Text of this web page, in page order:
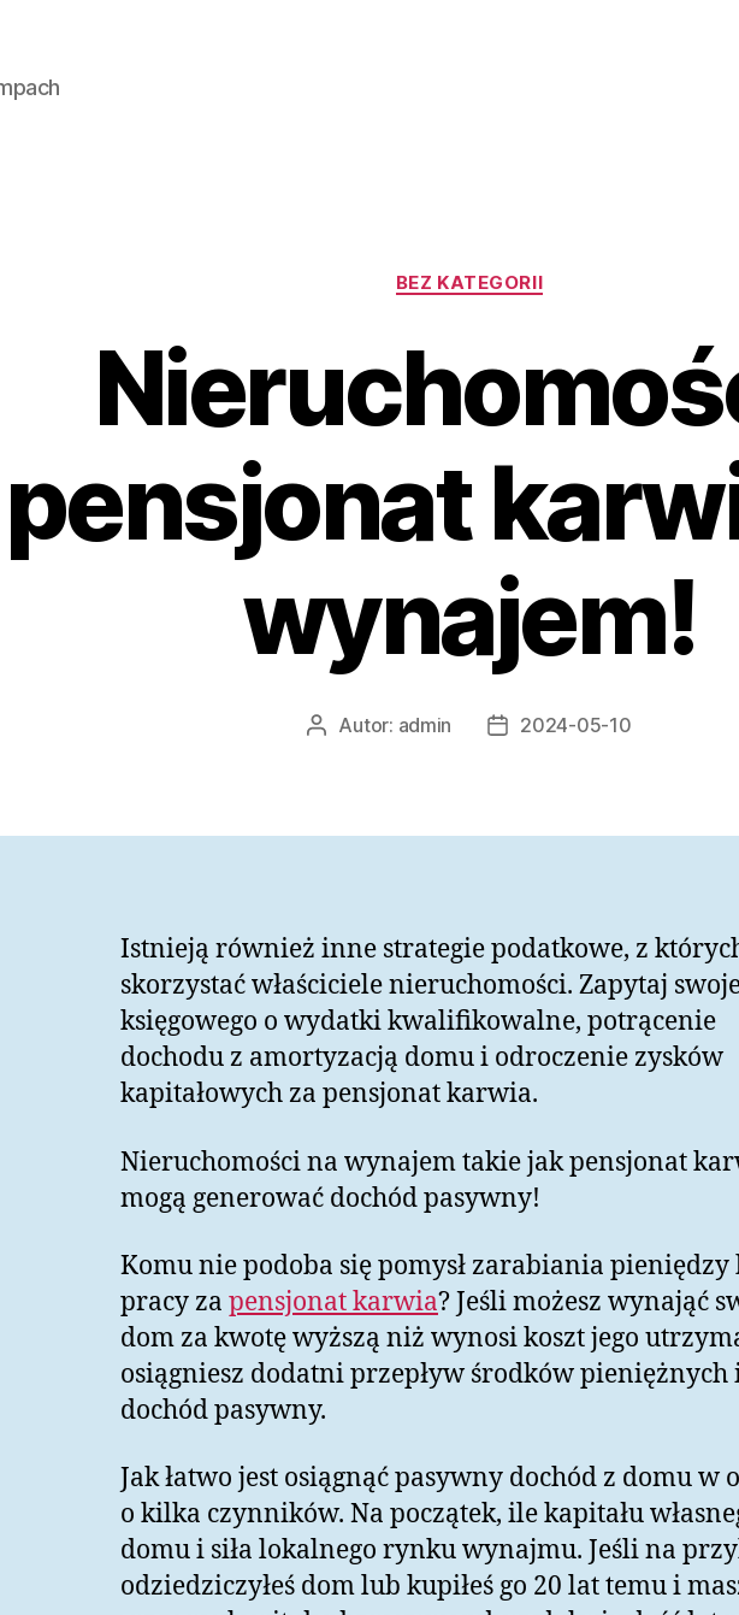
Kategorie
BEZ KATEGORII
pensjonat
wynajem!
AutorAutor: admin
Data2024-05-10
Istnieją również inne strategie podatkowe, z
skorzystać właściciele nieruchomości. Zapytaj
księgowego o wydatki kwalifikowalne, potrącenie
dochodu z amortyzacją domu i odroczenie zysków
kapitałowych za pensjonat karwia.
Nieruchomości na wynajem takie jak pensjonat
mogą generować dochód pasywny!
Komu nie podoba się pomysł zarabiania pieniędzy
pracy za pensjonat karwia? Jeśli możesz wynająć
dom za kwotę wyższą niż wynosi koszt jego
osiągniesz dodatni przepływ środków pieniężnych
dochód pasywny.
Jak łatwo jest osiągnąć pasywny dochód z domu w
o kilka czynników. Na początek, ile kapitału
domu i siła lokalnego rynku wynajmu. Jeśli na
odziedziczyłeś dom lub kupiłeś go 20 lat temu i